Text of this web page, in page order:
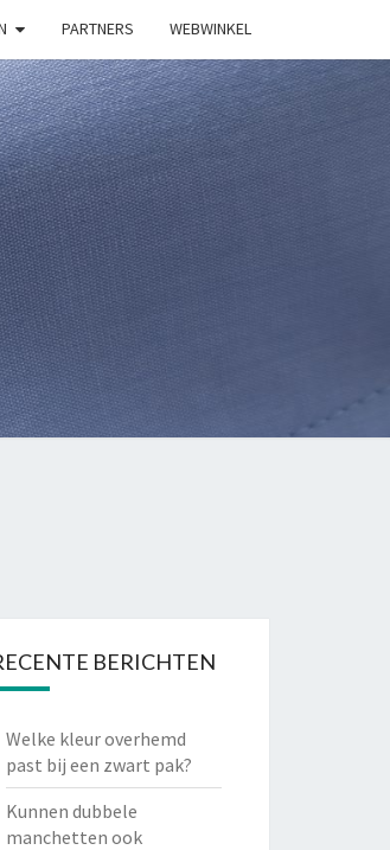
PARTNERS WEBWINKEL
BERICHTEN
Welke kleur overhemd
past bij een zwart pak?
Kunnen dubbele
manchetten ook